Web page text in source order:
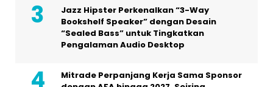
Jazz Hipster Perkenalkan “3-Way
Bookshelf Speaker” dengan Desain
“Sealed Bass” untuk Tingkatkan
Pengalaman Audio Desktop
Mitrade Perpanjang Kerja Sama Sponsor